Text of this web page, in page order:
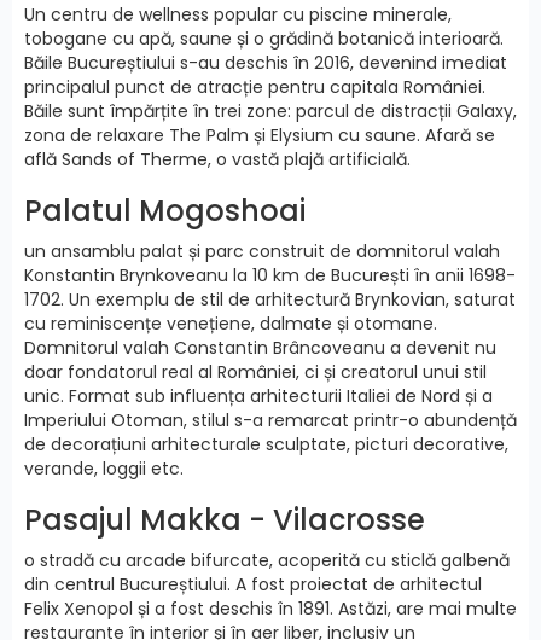
Un centru de wellness popular cu piscine minerale,
tobogane cu apă, saune și o grădină botanică interioară.
Băile Bucureștiului s-au deschis în 2016, devenind imediat
principalul punct de atracție pentru capitala României.
Băile sunt împărțite în trei zone: parcul de distracții Galaxy,
zona de relaxare The Palm și Elysium cu saune. Afară se
află Sands of Therme, o vastă plajă artificială.
Palatul Mogoshoai
un ansamblu palat și parc construit de domnitorul valah
Konstantin Brynkoveanu la 10 km de București în anii 1698-
1702. Un exemplu de stil de arhitectură Brynkovian, saturat
cu reminiscențe venețiene, dalmate și otomane.
Domnitorul valah Constantin Brâncoveanu a devenit nu
doar fondatorul real al României, ci și creatorul unui stil
unic. Format sub influența arhitecturii Italiei de Nord și a
Imperiului Otoman, stilul s-a remarcat printr-o abundență
de decorațiuni arhitecturale sculptate, picturi decorative,
verande, loggii etc.
Pasajul Makka - Vilacrosse
o stradă cu arcade bifurcate, acoperită cu sticlă galbenă
din centrul Bucureștiului. A fost proiectat de arhitectul
Felix Xenopol și a fost deschis în 1891. Astăzi, are mai multe
restaurante în interior și în aer liber, inclusiv un